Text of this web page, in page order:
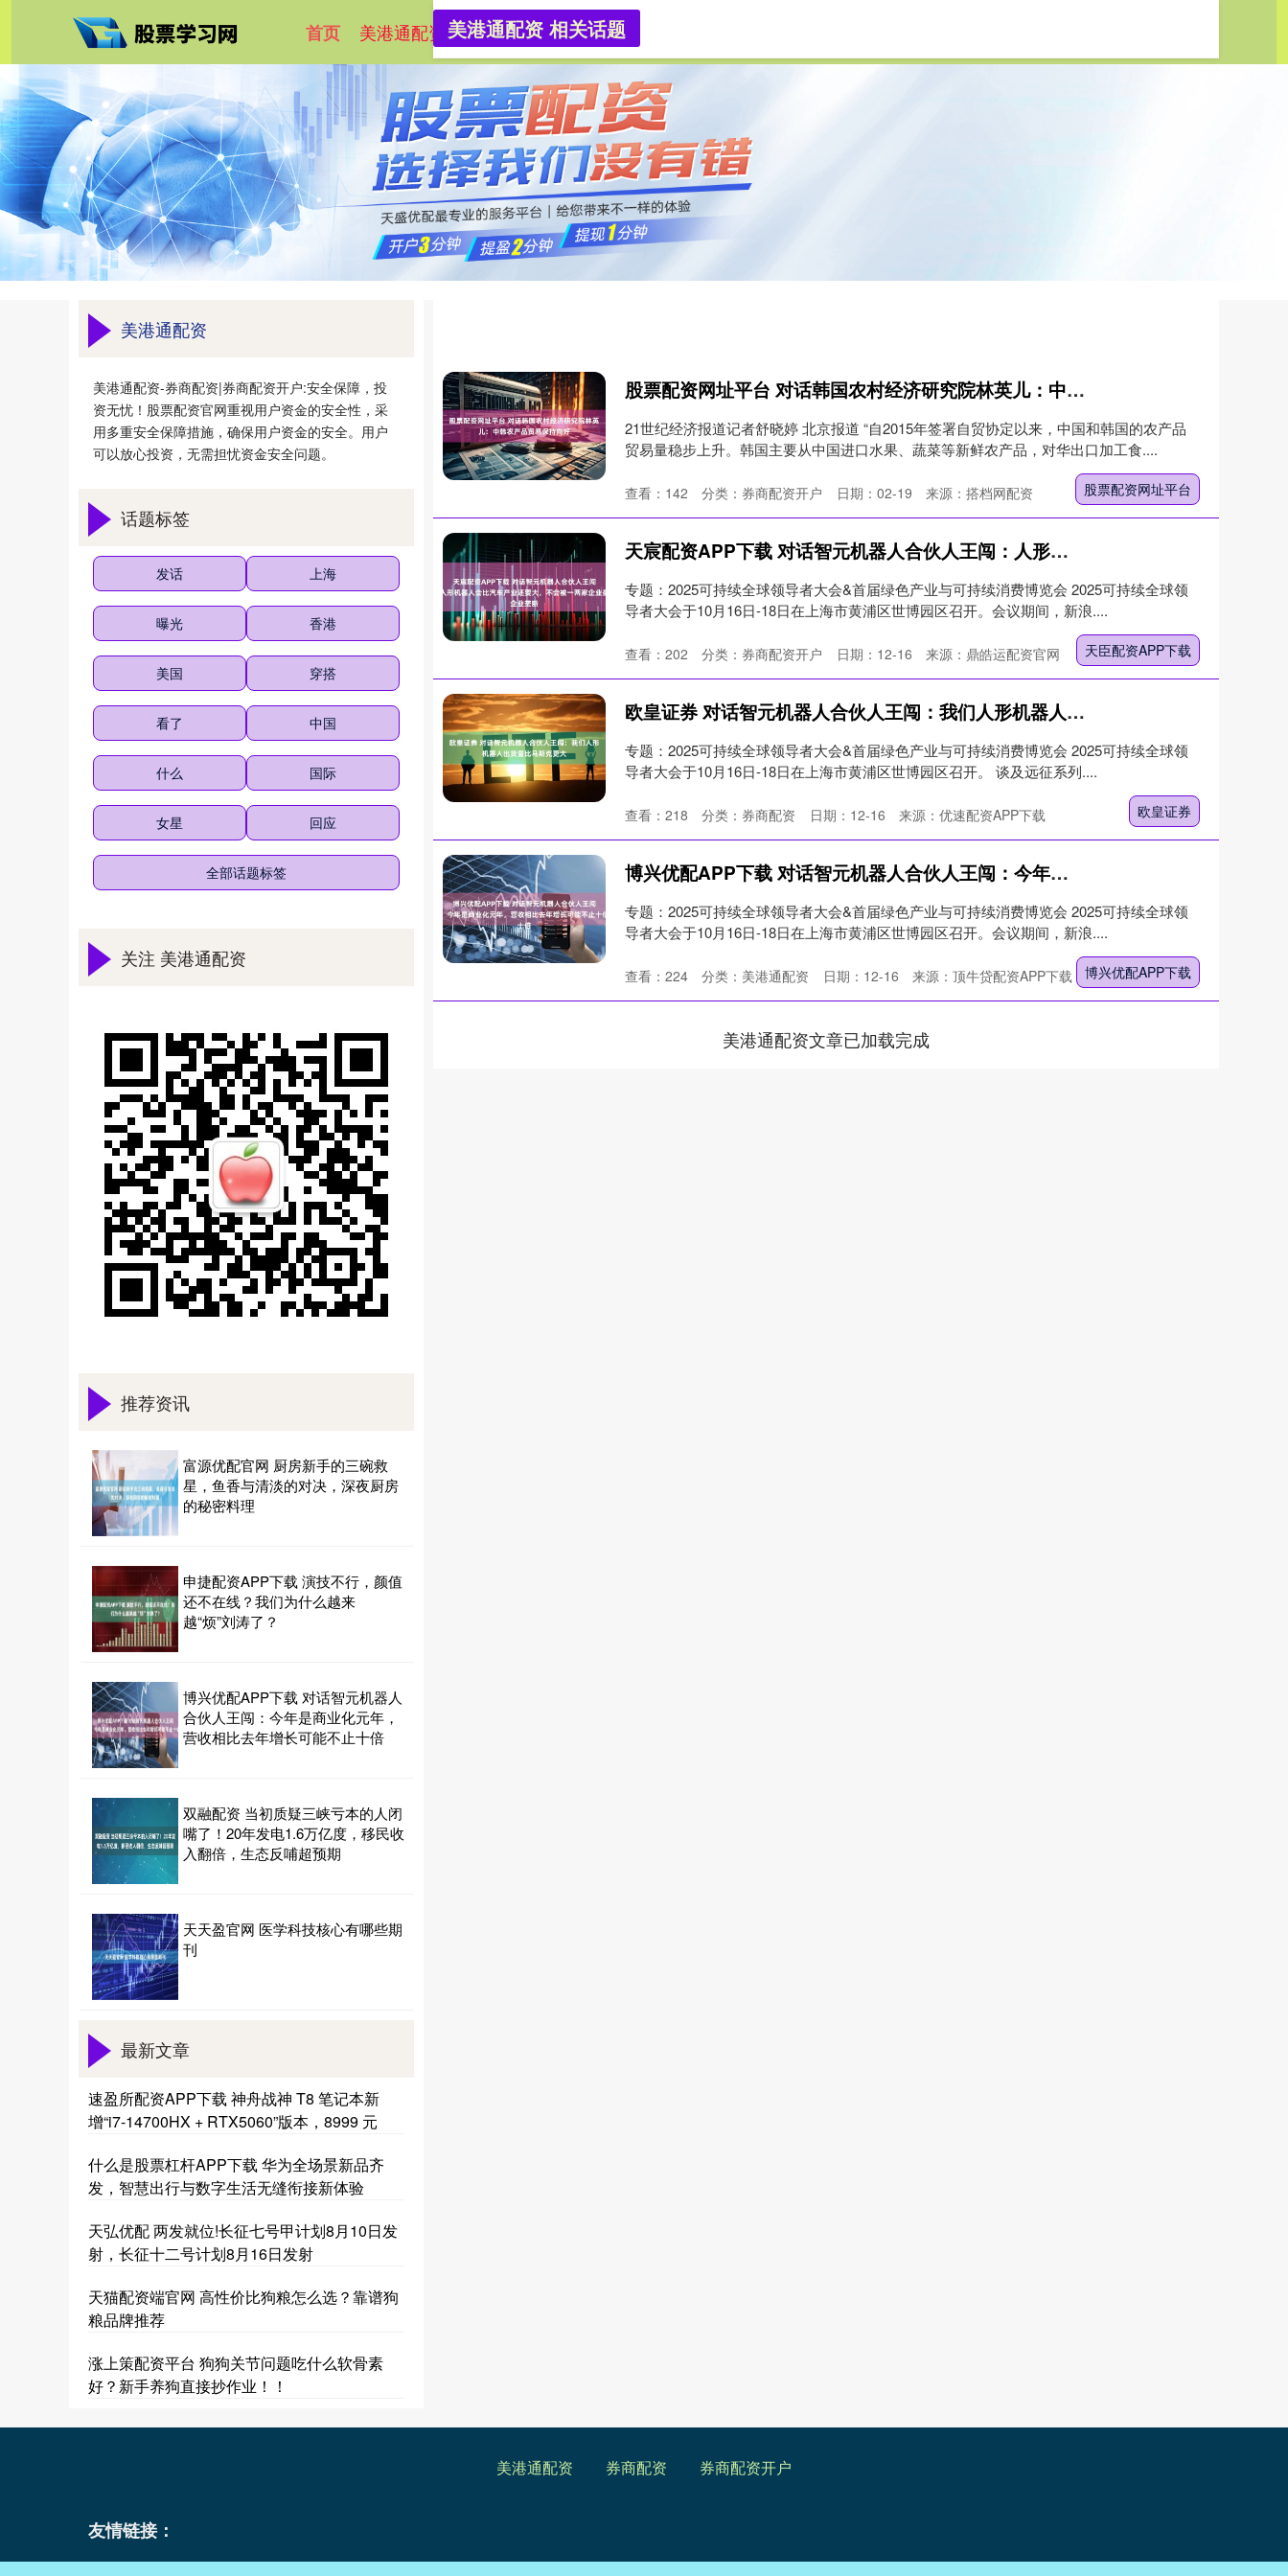
首页 美港通配资 券商配资 券商配资开户
美港通配资 相关话题
股票配资网址平台 对话韩国农村经济研究院林英儿：中韩农产品贸易保持向好
21世纪经济报道记者舒晓婷 北京报道 “自2015年签署自贸协定以来，中国和韩国的农产品
贸易量稳步上升。韩国主要从中国进口水果、蔬菜等新鲜农产品，对华出口加工食....
股票配资网址平台
日期：02-19 来源：搭档网配资
查看： 142 分类： 券商配资开户
天宸配资APP下载 对话智元机器人合伙人王闯：人形机器人会比汽车产业还要大，不会被一两家企业垄断
专题：2025可持续全球领导者大会&首届绿色产业与可持续消费博览会 2025可持续全球领
导者大会于10月16日-18日在上海市黄浦区世博园区召开。会议期间，新浪....
天臣配资APP下载
日期：12-16 来源：鼎皓运配资官网
查看： 202 分类： 券商配资开户
欧皇证券 对话智元机器人合伙人王闯：我们人形机器人出货量比马斯克更大
专题：2025可持续全球领导者大会&首届绿色产业与可持续消费博览会 2025可持续全球领
导者大会于10月16日-18日在上海市黄浦区世博园区召开。 谈及远征系列....
欧皇证券
日期：12-16 来源：优速配资APP下载
查看： 218 分类： 券商配资
博兴优配APP下载 对话智元机器人合伙人王闯：今年是商业化元年，营收相比去年增长可能不止十倍
专题：2025可持续全球领导者大会&首届绿色产业与可持续消费博览会 2025可持续全球领
导者大会于10月16日-18日在上海市黄浦区世博园区召开。会议期间，新浪....
博兴优配APP下载
日期：12-16 来源：顶牛贷配资APP下载
查看： 224 分类： 美港通配资
美港通配资文章已加载完成
美港通配资
美港通配资-券商配资|券商配资开户:安全保障，投
资无忧！股票配资官网重视用户资金的安全性，采
用多重安全保障措施，确保用户资金的安全。用户
可以放心投资，无需担忧资金安全问题。
话题标签
发话 上海
曝光 香港
美国 穿搭
看了 中国
什么 国际
女星 回应
全部话题标签
关注 美港通配资
推荐资讯
富源优配官网 厨房新手的三碗救
星，鱼香与清淡的对决，深夜厨房
的秘密料理
申捷配资APP下载 演技不行，颜值
还不在线？我们为什么越来
越“烦”刘涛了？
博兴优配APP下载 对话智元机器人
合伙人王闯：今年是商业化元年，
营收相比去年增长可能不止十倍
双融配资 当初质疑三峡亏本的人闭
嘴了！20年发电1.6万亿度，移民收
入翻倍，生态反哺超预期
天天盈官网 医学科技核心有哪些期
刊
最新文章
速盈所配资APP下载 神舟战神 T8 笔记本新
增“i7-14700HX + RTX5060”版本，8999 元
什么是股票杠杆APP下载 华为全场景新品齐
发，智慧出行与数字生活无缝衔接新体验
天弘优配 两发就位!长征七号甲计划8月10日发
射，长征十二号计划8月16日发射
天猫配资端官网 高性价比狗粮怎么选？靠谱狗
粮品牌推荐
涨上策配资平台 狗狗关节问题吃什么软骨素
好？新手养狗直接抄作业！！
美港通配资 券商配资 券商配资开户
友情链接：